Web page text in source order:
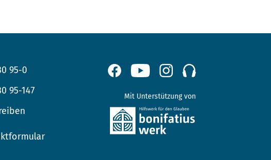
95-0
95-147
Mit Unterstützung von